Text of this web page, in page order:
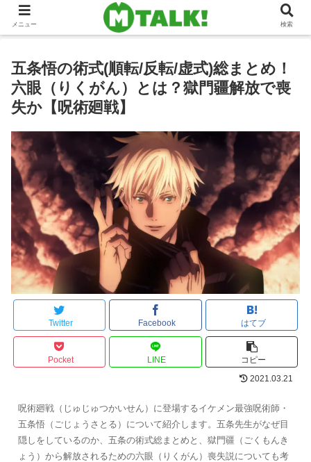
五条悟の術式(順転/反転/虚式)総まとめ！
六眼（りくがん）とは？獄門疆解放で喪
失か【呪術廻戦】
Twitter Facebook はてブ
Pocket LINE コピー
2021.03.21
呪術廻戦（じゅじゅつかいせん）に登場するイケメン最強呪術師・
五条悟（ごじょうさとる）について紹介します。五条先生がなぜ目
隠しをしているのか、五条の術式総まとめと、獄門疆（ごくもんき
ょう）から解放されるための六眼（りくがん）喪失説についても考
メニュー 検索